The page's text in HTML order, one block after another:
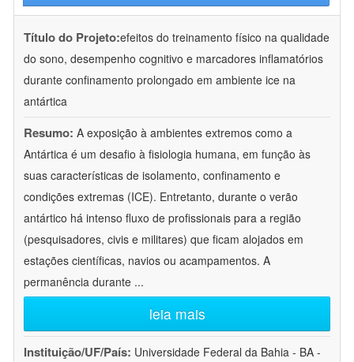
Título do Projeto:efeitos do treinamento físico na qualidade
do sono, desempenho cognitivo e marcadores inflamatórios
durante confinamento prolongado em ambiente ice na
antártica
Resumo: A exposição à ambientes extremos como a
Antártica é um desafio à fisiologia humana, em função às
suas características de isolamento, confinamento e
condições extremas (ICE). Entretanto, durante o verão
antártico há intenso fluxo de profissionais para a região
(pesquisadores, civis e militares) que ficam alojados em
estações científicas, navios ou acampamentos. A
permanência durante ...
leia mais
Instituição/UF/País: Universidade Federal da Bahia - BA -